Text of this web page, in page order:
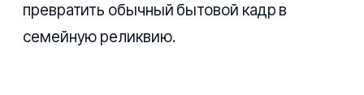
превратить обычный бытовой кадр в
семейную реликвию.